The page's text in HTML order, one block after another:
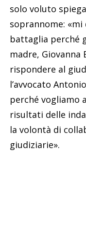
solo voluto
soprannome: «mi
battaglia perché
madre,
rispondere al
l’avvocato
perché vogliamo
risultati delle
la volontà di
giudiziarie».